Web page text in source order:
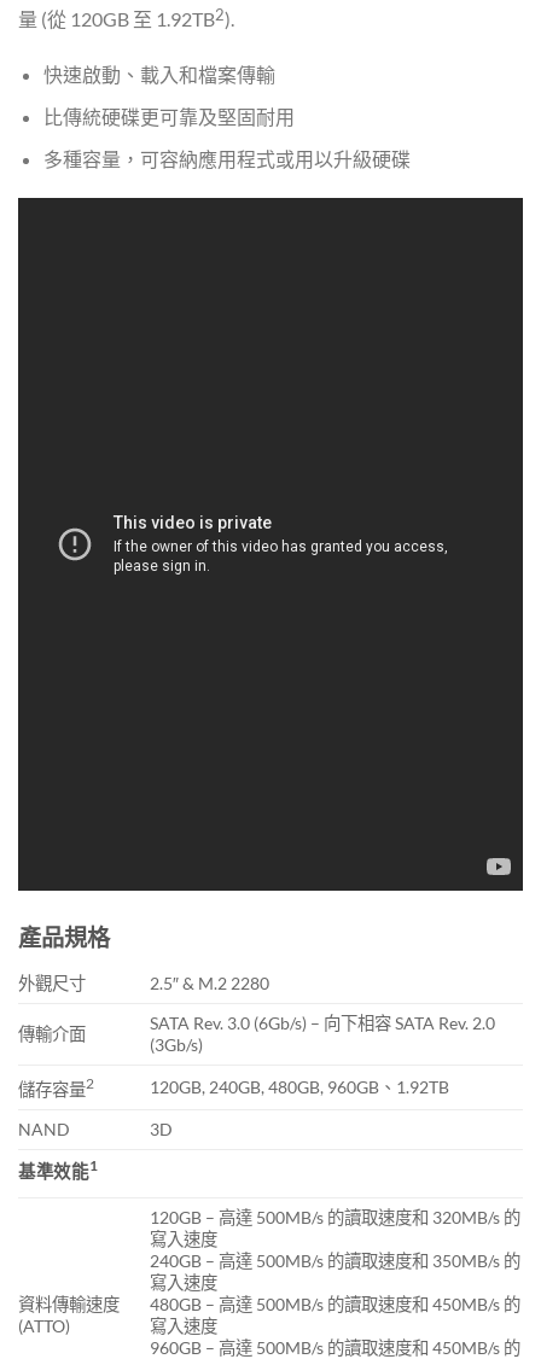
量 (從 120GB 至 1.92TB2).
快速啟動、載入和檔案傳輸
比傳統硬碟更可靠及堅固耐用
多種容量，可容納應用程式或用以升級硬碟
產品規格
外觀尺寸 2.5″ & M.2 2280
傳輸介面
SATA Rev. 3.0 (6Gb/s) – 向下相容 SATA Rev. 2.0
(3Gb/s)
儲存容量2 120GB, 240GB, 480GB, 960GB、1.92TB
NAND 3D
基準效能1
資料傳輸速度
(ATTO)
120GB – 高達 500MB/s 的讀取速度和 320MB/s 的
寫入速度
240GB – 高達 500MB/s 的讀取速度和 350MB/s 的
寫入速度
480GB – 高達 500MB/s 的讀取速度和 450MB/s 的
寫入速度
960GB – 高達 500MB/s 的讀取速度和 450MB/s 的